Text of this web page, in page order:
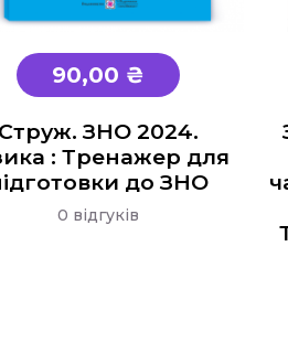
90,00 ₴
Струж. ЗНО 2024.
: Тренажер для
до ЗНО
0 відгуків